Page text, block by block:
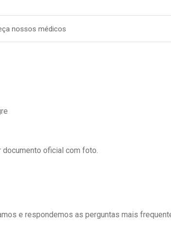
nossos médicos
oficial com foto.
e respondemos as perguntas mais